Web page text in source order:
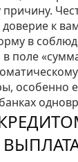
к
в
поле
особенно